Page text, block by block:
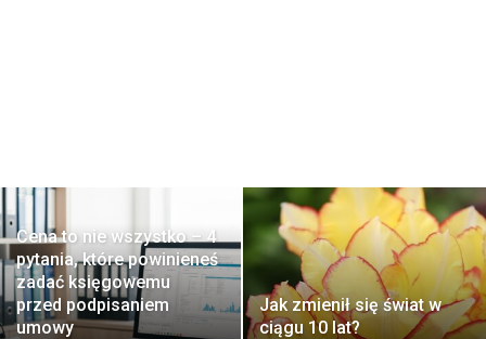
Cena to nie wszystko – 4
pytania, które powinieneś
zadać księgowemu
przed podpisaniem
umowy
Jak zmienił się świat w
ciągu 10 lat?